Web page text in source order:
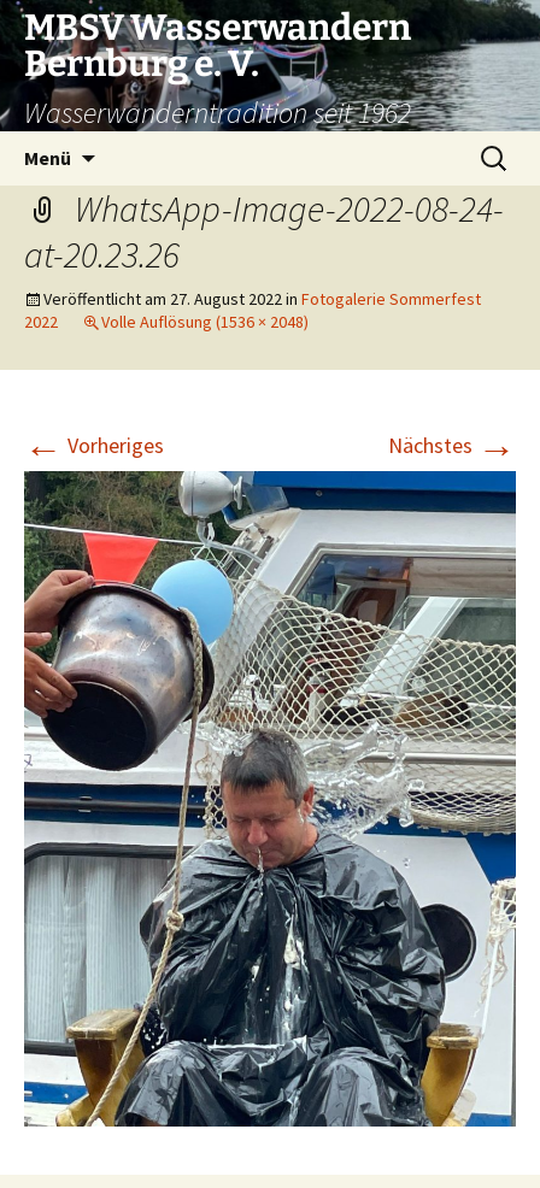
Zum
Inhalt
springen
MBSV Wasserwandern
Bernburg e. V.
Wasserwanderntradition seit 1962
Menü
Suchen
nach:
WhatsApp-Image-2022-08-24-
at-20.23.26
Veröffentlicht am 27. August 2022in Fotogalerie Sommerfest
2022
Volle Auflösung (1536 × 2048)
← Vorheriges Nächstes →